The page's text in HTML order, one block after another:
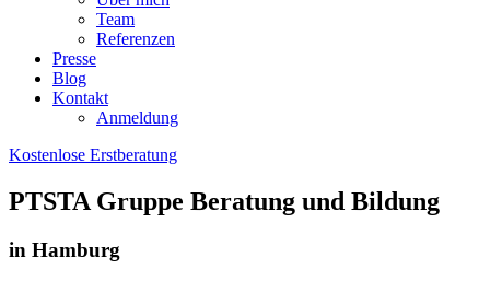
Team
Referenzen
Presse
Blog
Kontakt
Anmeldung
Kostenlose Erstberatung
PTSTA Gruppe Beratung und Bildung
in Hamburg